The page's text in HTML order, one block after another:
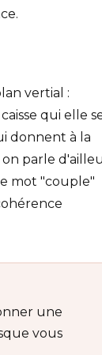
vertial :
qui elle
donnent à la
on parle
mot "couple"
une
vous